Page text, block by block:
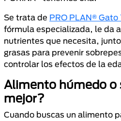
Se trata de PRO PLAN®
fórmula especializada, le da
nutrientes que necesita,
grasas para prevenir
controlar los efectos de la
Alimento húmedo o
mejor?
Cuando buscas un alimento